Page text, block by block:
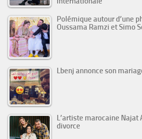
Polémique autour d’une
Oussama Ramzi et Simo
Lbenj annonce son
L’artiste marocaine Najat
divorce